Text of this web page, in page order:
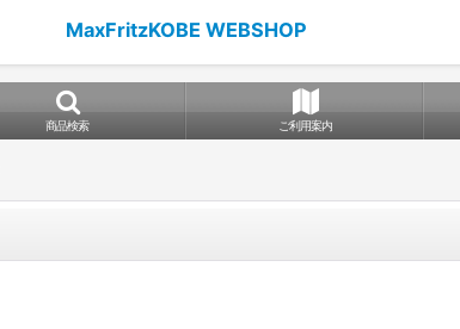
MaxFritzKOBE WEBSHOP
商品検索 ご利用案内